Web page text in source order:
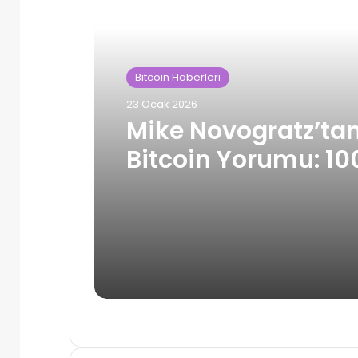
Bitcoin Haberleri
23 Ocak 2026
Mike
Bitcoin Yorumu: